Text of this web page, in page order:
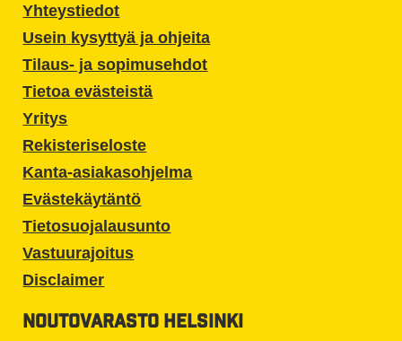
Yhteystiedot
Usein kysyttyä ja ohjeita
Tilaus- ja sopimusehdot
Tietoa evästeistä
Yritys
Rekisteriseloste
Kanta-asiakasohjelma
Evästekäytäntö
Tietosuojalausunto
Vastuurajoitus
Disclaimer
NOUTOVARASTO HELSINKI